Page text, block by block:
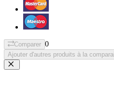
Comparer 0
Ajouter d'autres produits à la